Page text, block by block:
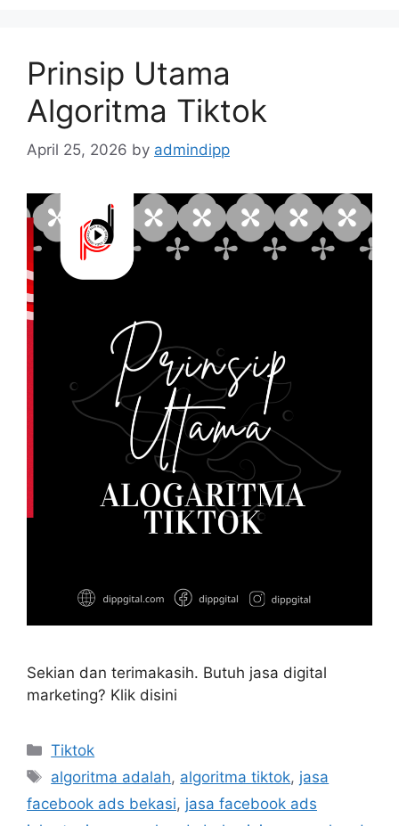
Prinsip Utama
Algoritma Tiktok
April 25, 2026 by admindipp
Sekian dan terimakasih. Butuh jasa digital
marketing? Klik disini
Tiktok
algoritma adalah, algoritma tiktok, jasa
facebook ads bekasi, jasa facebook ads